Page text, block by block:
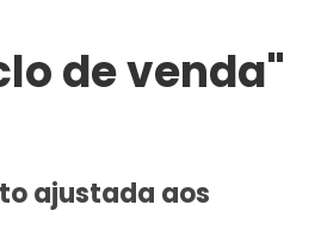
de venda"
ajustada aos